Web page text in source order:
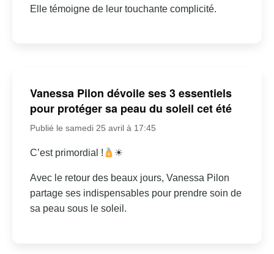
Elle témoigne de leur touchante complicité.
Vanessa Pilon dévoile ses 3 essentiels
pour protéger sa peau du soleil cet été
Publié le samedi 25 avril à 17:45
C’est primordial ! ☀
Avec le retour des beaux jours, Vanessa Pilon
partage ses indispensables pour prendre soin de
sa peau sous le soleil.